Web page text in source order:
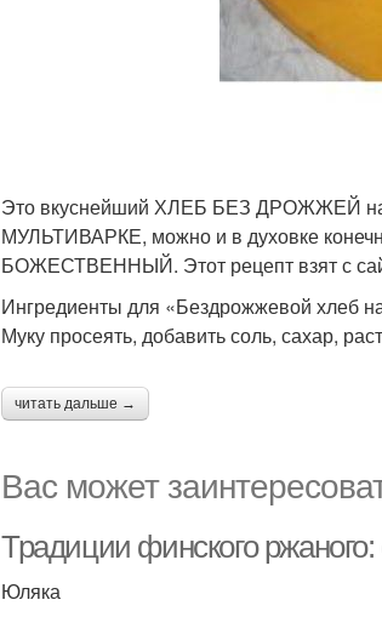
Это вкуснейший ХЛЕБ БЕЗ ДРОЖЖЕЙ на
МУЛЬТИВАРКЕ, можно и в духовке
БОЖЕСТВЕННЫЙ. Этот рецепт взят с
Ингредиенты для «Бездрожжевой хлеб
Муку просеять, добавить соль, сахар,
читать дальше →
Вас может
Традиции финского ржаного:
Юляка